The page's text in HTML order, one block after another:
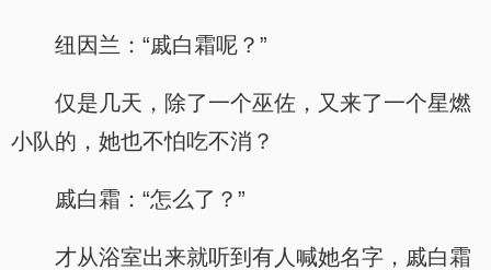
纽因兰：“戚白霜呢？”
仅是几天，除了一个巫佐，又来了一个星燃
小队的，她也不怕吃不消？
戚白霜：“怎么了？”
才从浴室出来就听到有人喊她名字，戚白霜